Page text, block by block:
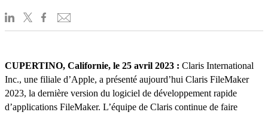
CUPERTINO, Californie, le 25 avril 2023 : Claris International
Inc., une filiale d’Apple, a présenté aujourd’hui Claris FileMaker
2023, la dernière version du logiciel de développement rapide
d’applications FileMaker. L’équipe de Claris continue de faire